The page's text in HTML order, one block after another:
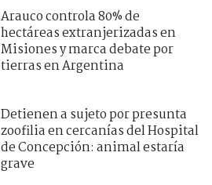
Arauco controla 80% de
hectáreas extranjerizadas en
Misiones y marca debate por
tierras en Argentina
Detienen a sujeto por presunta
zoofilia en cercanías del Hospital
de Concepción: animal estaría
grave